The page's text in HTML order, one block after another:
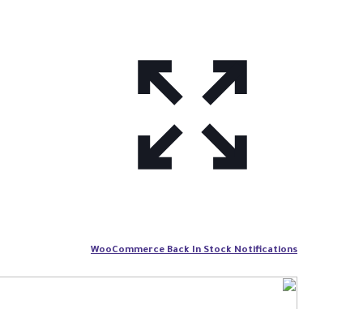
WooCommerce Back In Stock Notifications